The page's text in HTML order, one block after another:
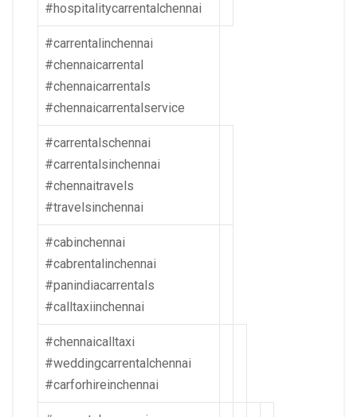
#hospitalitycarrentalchennai
#carrentalinchennai
#chennaicarrental
#chennaicarrentals
#chennaicarrentalservice
#carrentalschennai
#carrentalsinchennai
#chennaitravels
#travelsinchennai
#cabinchennai
#cabrentalinchennai
#panindiacarrentals
#calltaxiinchennai
#chennaicalltaxi
#weddingcarrentalchennai
#carforhireinchennai